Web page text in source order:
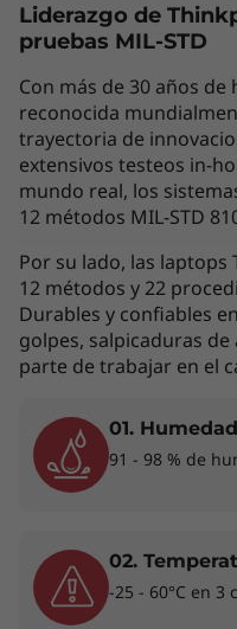
Los accesorios
Las
variar según el país
por lo que la
interpretada
contractual.
características
antes de realizar la
'Ver Modelos' de
asesor de ventas
Rendimiento de
Con procesadores
GB, el ThinkPad X1
esfuerzo. Diseñada
rendimiento y la
Liderazgo de
pruebas MIL-STD
Con más de 30 años
reconocida
trayectoria de
extensivos testeos in-
mundo real, los
12 métodos MIL-STD
Por su lado, las laptops
12 métodos y 22
Durables y confiables
golpes, salpicaduras
parte de trabajar en el
01. Humedad
91 - 98 % de
02.
-25 - 60°C en 3